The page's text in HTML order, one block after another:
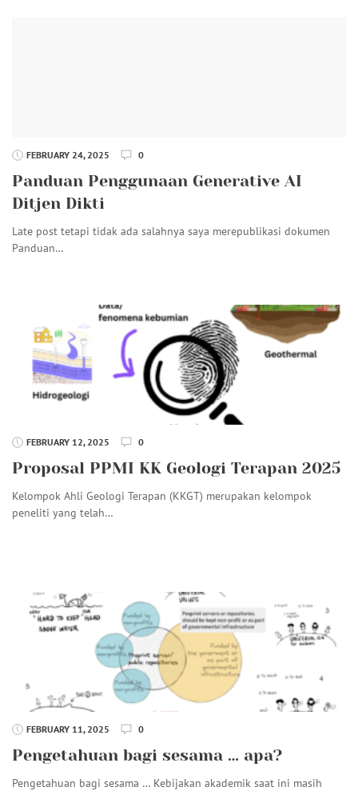
FEBRUARY 24, 2025 0
Panduan Penggunaan Generative AI
Ditjen Dikti
Late post tetapi tidak ada salahnya saya merepublikasi dokumen
Panduan…
FEBRUARY 12, 2025 0
Proposal PPMI KK Geologi Terapan 2025
Kelompok Ahli Geologi Terapan (KKGT) merupakan kelompok
peneliti yang telah…
FEBRUARY 11, 2025 0
Pengetahuan bagi sesama … apa?
Pengetahuan bagi sesama … Kebijakan akademik saat ini masih